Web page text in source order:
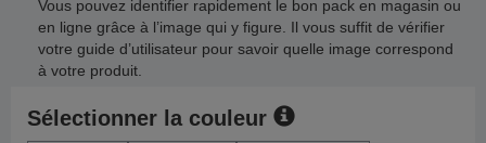
Vous pouvez identifier rapidement le bon pack en magasin ou
en ligne grâce à l’image qui y figure. Il vous suffit de vérifier
votre guide d’utilisateur pour savoir quelle image correspond
à votre produit.
Sélectionner la couleur